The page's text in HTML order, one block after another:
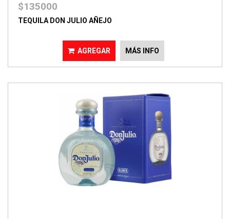
$135000
TEQUILA DON JULIO AÑEJO
AGREGAR MÁS INFO